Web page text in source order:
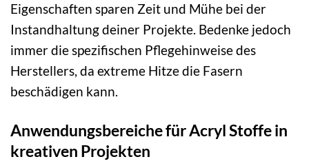
Eigenschaften sparen Zeit und Mühe bei der
Instandhaltung deiner Projekte. Bedenke jedoch
immer die spezifischen Pflegehinweise des
Herstellers, da extreme Hitze die Fasern
beschädigen kann.
Anwendungsbereiche für Acryl Stoffe in
kreativen Projekten